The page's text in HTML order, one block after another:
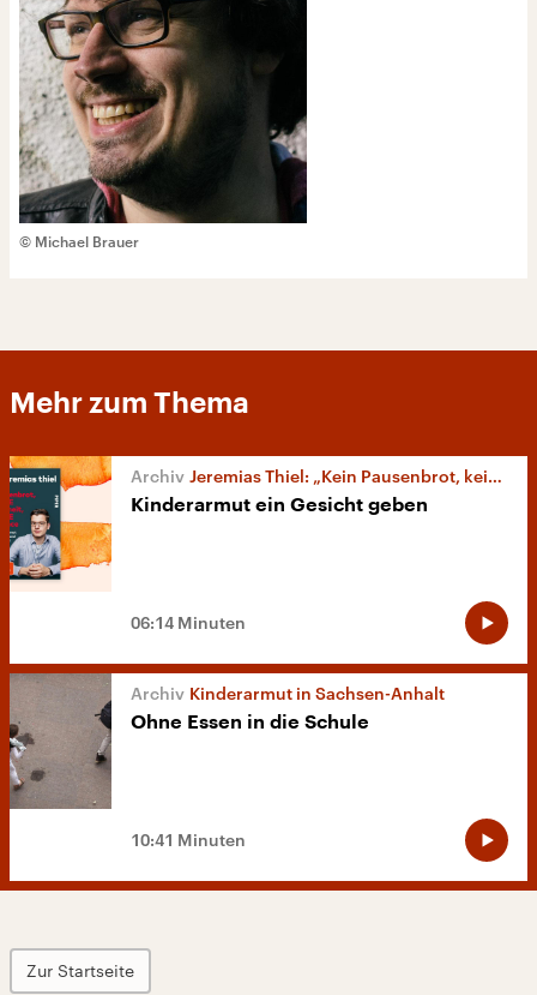
© Michael Brauer
Mehr zum Thema
Jeremias Thiel: „Kein Pausenbrot, keine Kindheit, keine Chance“
Kinderarmut ein Gesicht geben
06:14 Minuten
Kinderarmut in Sachsen-Anhalt
Ohne Essen in die Schule
10:41 Minuten
Zur Startseite